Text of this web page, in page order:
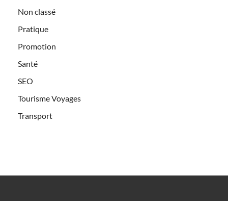
Non classé
Pratique
Promotion
Santé
SEO
Tourisme Voyages
Transport